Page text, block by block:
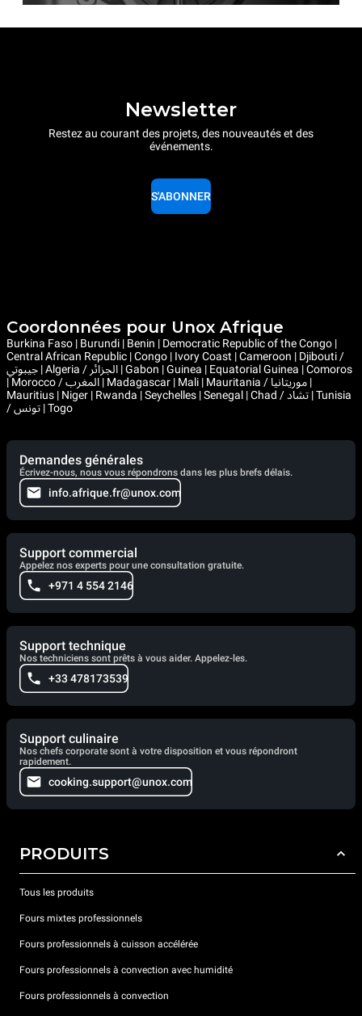
Newsletter
Restez au courant des projets, des nouveautés et des
événements.
S'ABONNER
Coordonnées pour Unox Afrique
Burkina Faso | Burundi | Benin | Democratic Republic of the Congo |
Central African Republic | Congo | Ivory Coast | Cameroon | Djibouti /
جيبوتي | Algeria / الجزائر | Gabon | Guinea | Equatorial Guinea | Comoros
| Morocco / المغرب | Madagascar | Mali | Mauritania / موريتانيا |
Mauritius | Niger | Rwanda | Seychelles | Senegal | Chad / تشاد | Tunisia
/ تونس | Togo
Demandes générales
Écrivez-nous, nous vous répondrons dans les plus brefs délais.
info.afrique.fr@unox.com
Support commercial
Appelez nos experts pour une consultation gratuite.
+971 4 554 2146
Support technique
Nos techniciens sont prêts à vous aider. Appelez-les.
+33 478173539
Support culinaire
Nos chefs corporate sont à votre disposition et vous répondront
rapidement.
cooking.support@unox.com
PRODUITS
Tous les produits
Fours mixtes professionnels
Fours professionnels à cuisson accélérée
Fours professionnels à convection avec humidité
Fours professionnels à convection